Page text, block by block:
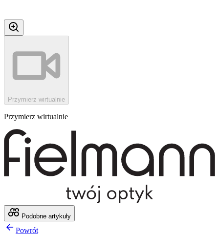
Przymierz wirtualnie
Przymierz wirtualnie
Podobne artykuły
Powrót